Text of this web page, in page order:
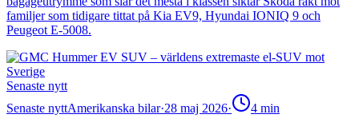
familjer som tidigare tittat på Kia EV9, Hyundai IONIQ 9 och
Peugeot E-5008.
Senaste nytt
Senaste nyttAmerikanska bilar·28 maj 2026· 4 min